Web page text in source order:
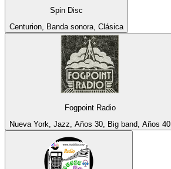
Spin Disc
Centurion, Banda sonora, Clásica
Fogpoint Radio
Nueva York, Jazz, Años 30, Big band, Años 40